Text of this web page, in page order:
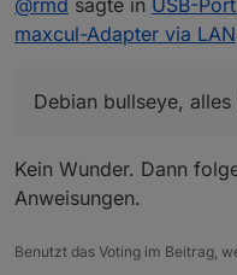
maxcul-Adapter via LAN
Debian bullseye, alles
Kein Wunder. Dann
Anweisungen.
Benutzt das Voting im Beitrag,